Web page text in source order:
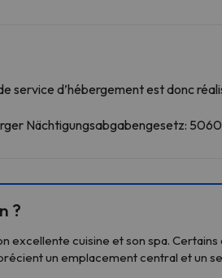
d’hébergement est donc
Nächtigungsabgabengesetz:
?
excellente cuisine et son spa.
un emplacement central et un